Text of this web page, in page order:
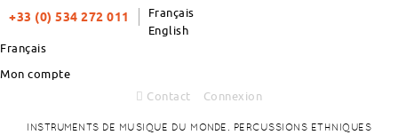
+33 (0) 534 272 011
Français
English
Français
Mon compte
Contact
Connexion
INSTRUMENTS DE MUSIQUE DU MONDE. PERCUSSIONS ETHNIQUES